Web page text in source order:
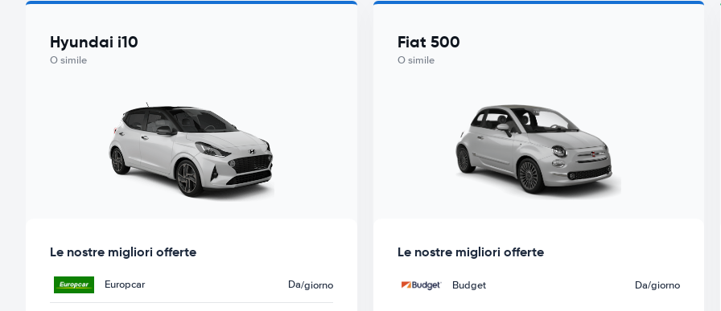
Hyundai i10
O simile
Le nostre migliori offerte
Europcar Da/giorno
Fiat 500
O simile
Le nostre migliori offerte
Budget Da/giorno